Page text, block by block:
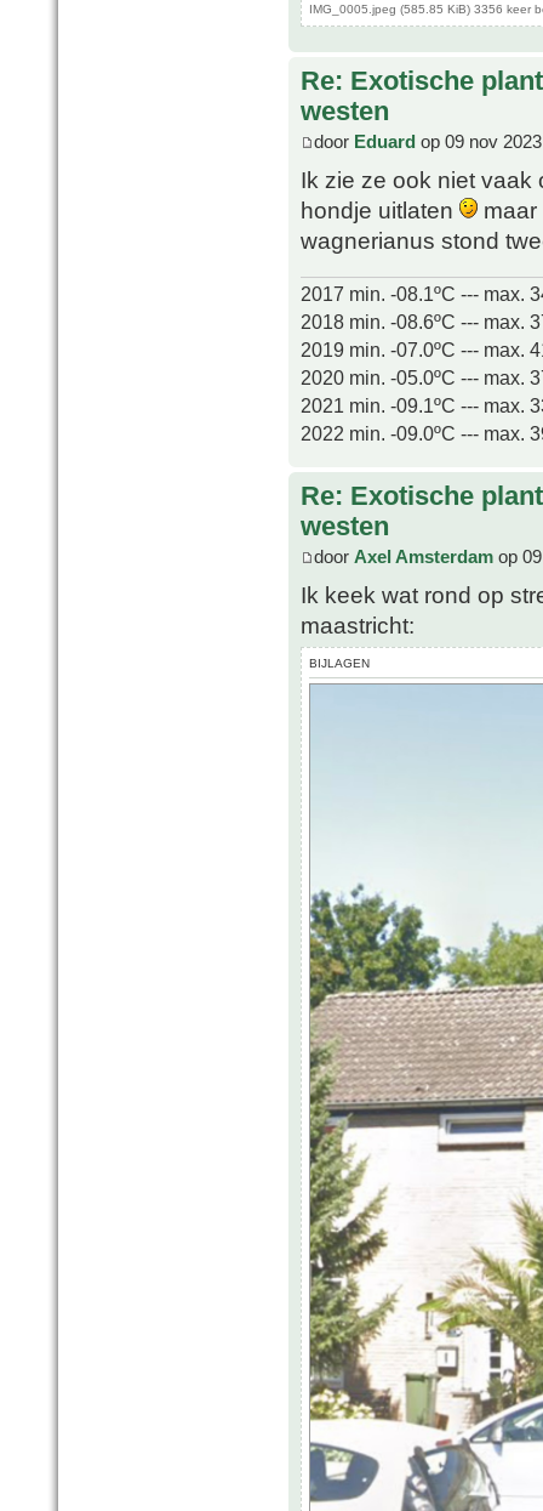
IMG_0005.jpeg (585.85 KiB) 3356 keer
Re: Exotische
westen
door Eduard op 09 nov
Ik zie ze ook niet vaak
hondje uitlaten
wagnerianus stond
2017 min. -08.1ºC --- max.
2018 min. -08.6ºC --- max.
2019 min. -07.0ºC --- max.
2020 min. -05.0ºC --- max.
2021 min. -09.1ºC --- max.
2022 min. -09.0ºC --- max.
Re: Exotische
westen
door Axel Amsterdam op
Ik keek wat rond op
maastricht:
BIJLAGEN